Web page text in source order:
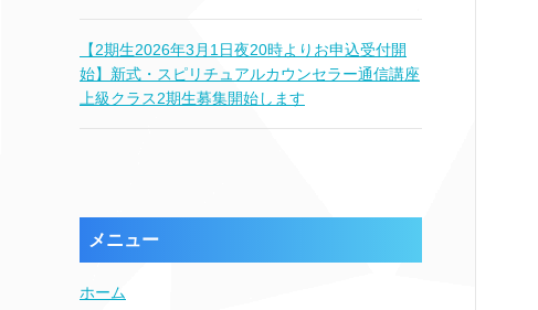
【2期生2026年3月1日夜20時よりお申込受付開
始】新式・スピリチュアルカウンセラー通信講座
上級クラス2期生募集開始します
メニュー
ホーム